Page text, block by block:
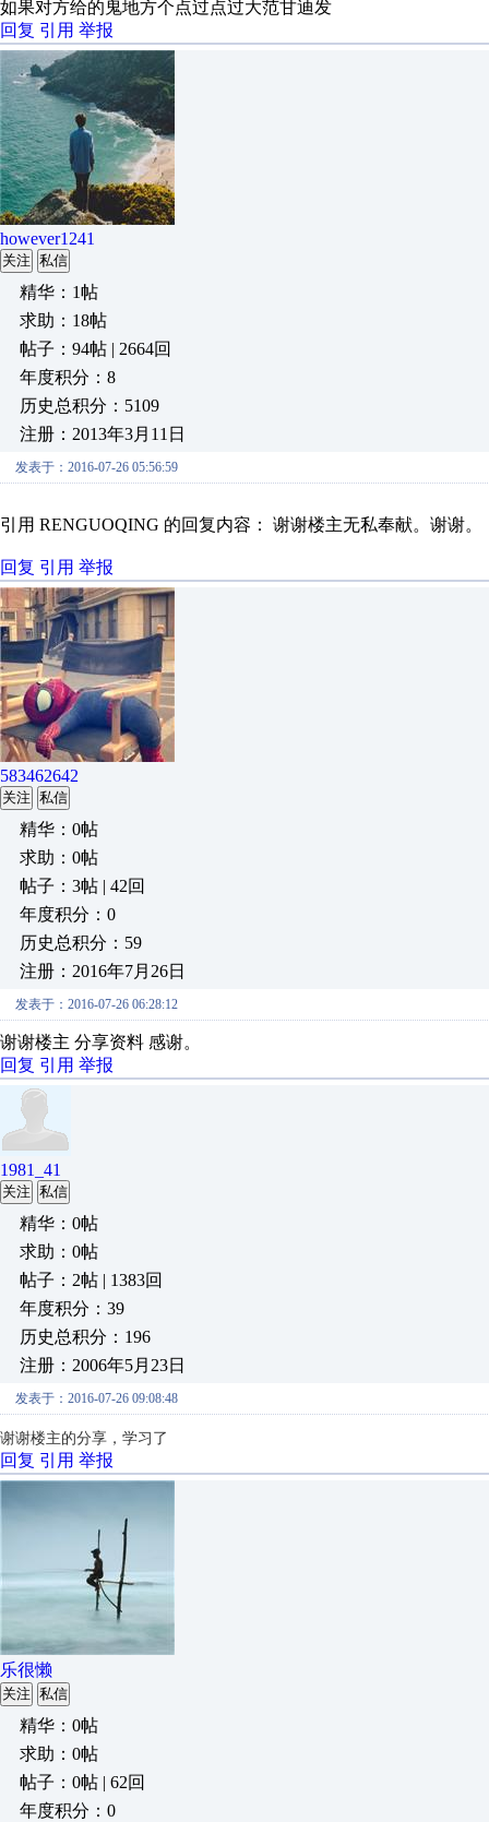
如果对方给的鬼地方个点过点过大范甘迪发
回复 引用 举报
however1241
关注 私信
精华：1帖
求助：18帖
帖子：94帖 | 2664回
年度积分：8
历史总积分：5109
注册：2013年3月11日
发表于：2016-07-26 05:56:59
引用 RENGUOQING 的回复内容： 谢谢楼主无私奉献。谢谢。
回复 引用 举报
583462642
关注 私信
精华：0帖
求助：0帖
帖子：3帖 | 42回
年度积分：0
历史总积分：59
注册：2016年7月26日
发表于：2016-07-26 06:28:12
谢谢楼主 分享资料 感谢。
回复 引用 举报
1981_41
关注 私信
精华：0帖
求助：0帖
帖子：2帖 | 1383回
年度积分：39
历史总积分：196
注册：2006年5月23日
发表于：2016-07-26 09:08:48
谢谢楼主的分享，学习了
回复 引用 举报
乐很懒
关注 私信
精华：0帖
求助：0帖
帖子：0帖 | 62回
年度积分：0